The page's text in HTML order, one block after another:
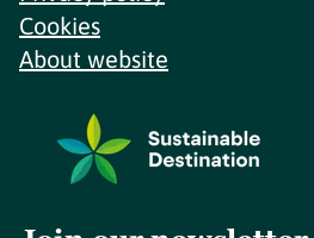
Cookies
About website